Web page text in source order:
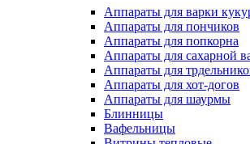
Аппараты для варки
Аппараты для пончиков
Аппараты для попкорна
Аппараты для сахарной
Аппараты для
Аппараты для хот-догов
Аппараты для шаурмы
Блинницы
Вафельницы